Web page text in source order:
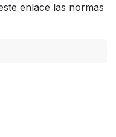
enlace las normas